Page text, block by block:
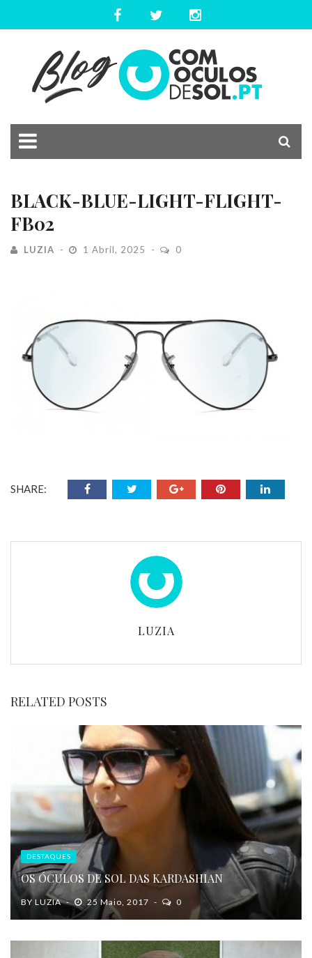
BLACK-BLUE-LIGHT-FLIGHT-
FB02
LUZIA 1 Abril, 2025 0
SHARE:
LUZIA
RELATED POSTS
DESTAQUES
OS ÓCULOS DE SOL DAS KARDASHIAN
BY LUZIA 25 Maio, 2017 0